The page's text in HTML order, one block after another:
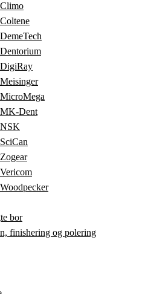
Climo
Coltene
DemeTech
Dentorium
DigiRay
Meisinger
MicroMega
MK-Dent
NSK
SciCan
Zogear
Vericom
Woodpecker
bor
finishering og polering